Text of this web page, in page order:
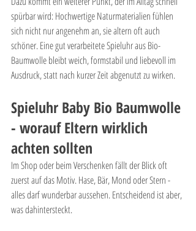
spürbar wird: Hochwertige Naturmaterialien fühlen
sich nicht nur angenehm an, sie altern oft auch
schöner. Eine gut verarbeitete Spieluhr aus Bio-
Baumwolle bleibt weich, formstabil und liebevoll im
Ausdruck, statt nach kurzer Zeit abgenutzt zu wirken.
Spieluhr Baby Bio Baumwolle
- worauf Eltern wirklich
achten sollten
Im Shop oder beim Verschenken fällt der Blick oft
zuerst auf das Motiv. Hase, Bär, Mond oder Stern -
alles darf wunderbar aussehen. Entscheidend ist aber,
was dahintersteckt.